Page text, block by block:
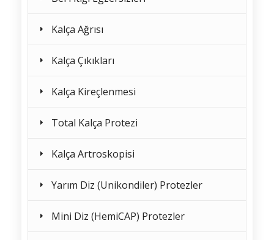
Kalça Ağrısı
Kalça Çıkıkları
Kalça Kireçlenmesi
Total Kalça Protezi
Kalça Artroskopisi
Yarım Diz (Unikondiler) Protezler
Mini Diz (HemiCAP) Protezler